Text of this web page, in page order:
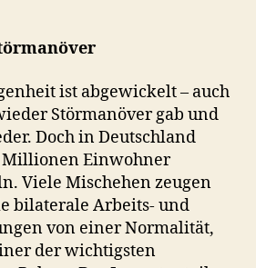
ist abgewickelt – auch
Störmanöver gab und
Doch in Deutschland
Einwohner
Viele Mischehen zeugen
bilaterale Arbeits- und
von einer Normalität,
der wichtigsten